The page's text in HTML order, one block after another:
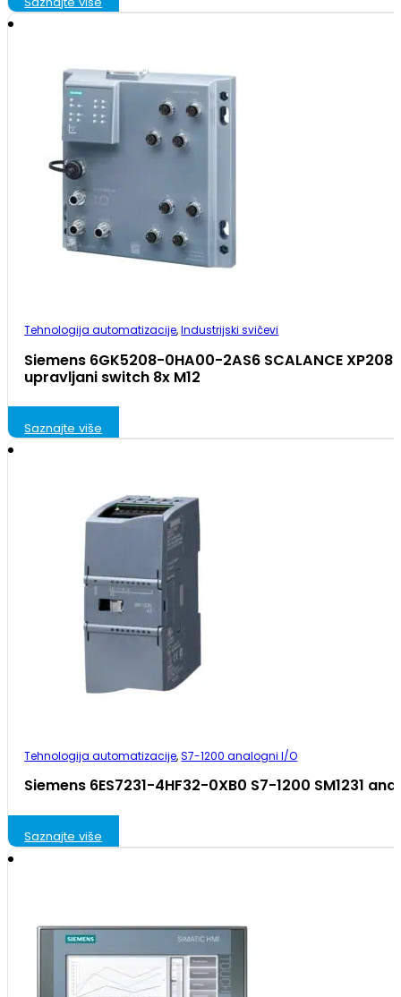
Tehnologija automatizacije,Industrijski svičevi
Siemens 6GK5208-0HA00-2AS6 SCALANCE XP208
upravljani switch 8x M12
Saznajte više
Tehnologija automatizacije,S7-1200 analogni I/O
Siemens 6ES7231-4HF32-0XB0 S7-1200 SM1231
Saznajte više